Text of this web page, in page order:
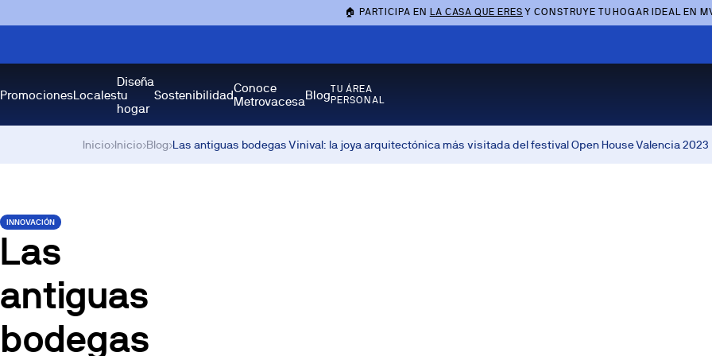
🏠 PARTICIPA EN LA CASA QUE ERES Y CONSTRUYE TU HOGAR IDEAL EN
PromocionesLocales
Diseña
tu
hogar
SostenibilidadConoce
MetrovacesaBlogTU ÁREA
PERSONAL
Inicio›Inicio›Blog›Las antiguas bodegas Vinival: la joya arquitectónica más visitada del festival Open House Valencia 2023
INNOVACIÓN
Las
antiguas
bodegas